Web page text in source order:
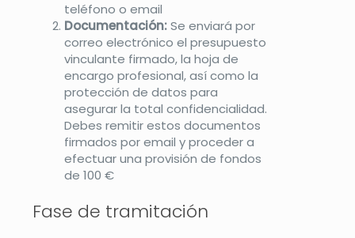
teléfono o email
Documentación:Se enviará por
correo electrónico el presupuesto
vinculante firmado, la hoja de
encargo profesional, así como la
protección de datos para
asegurar la total confidencialidad.
Debes remitir estos documentos
firmados por email y proceder a
efectuar una provisión de fondos
de 100 €
Fase de tramitación